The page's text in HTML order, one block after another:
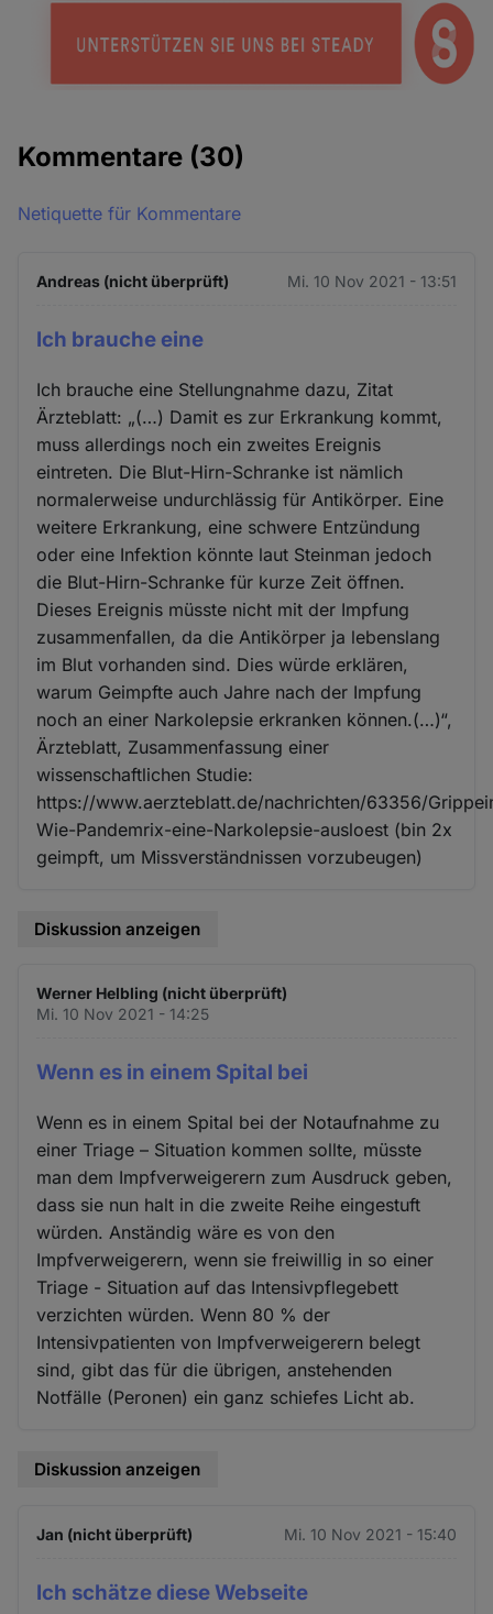
Kommentare (30)
Netiquette für Kommentare
Andreas (nicht überprüft) Mi. 10 Nov 2021 - 13:51
Ich brauche eine
Ich brauche eine Stellungnahme dazu, Zitat
Ärzteblatt: „(…) Damit es zur Erkrankung kommt,
muss allerdings noch ein zweites Ereignis
eintreten. Die Blut-Hirn-Schranke ist nämlich
normalerweise undurchlässig für Antikörper. Eine
weitere Erkrankung, eine schwere Entzündung
oder eine Infektion könnte laut Steinman jedoch
die Blut-Hirn-Schranke für kurze Zeit öffnen.
Dieses Ereignis müsste nicht mit der Impfung
zusammenfallen, da die Antikörper ja lebenslang
im Blut vorhanden sind. Dies würde erklären,
warum Geimpfte auch Jahre nach der Impfung
noch an einer Narkolepsie erkranken können.(…)“,
Ärzteblatt, Zusammenfassung einer
wissenschaftlichen Studie:
https://www.aerzteblatt.de/nachrichten/63356/
Wie-Pandemrix-eine-Narkolepsie-ausloest (bin 2x
geimpft, um Missverständnissen vorzubeugen)
Diskussion anzeigen
Werner Helbling (nicht überprüft)
Mi. 10 Nov 2021 - 14:25
Wenn es in einem Spital bei
Wenn es in einem Spital bei der Notaufnahme zu
einer Triage – Situation kommen sollte, müsste
man dem Impfverweigerern zum Ausdruck geben,
dass sie nun halt in die zweite Reihe eingestuft
würden. Anständig wäre es von den
Impfverweigerern, wenn sie freiwillig in so einer
Triage - Situation auf das Intensivpflegebett
verzichten würden. Wenn 80 % der
Intensivpatienten von Impfverweigerern belegt
sind, gibt das für die übrigen, anstehenden
Notfälle (Peronen) ein ganz schiefes Licht ab.
Diskussion anzeigen
Jan (nicht überprüft) Mi. 10 Nov 2021 - 15:40
Ich schätze diese Webseite